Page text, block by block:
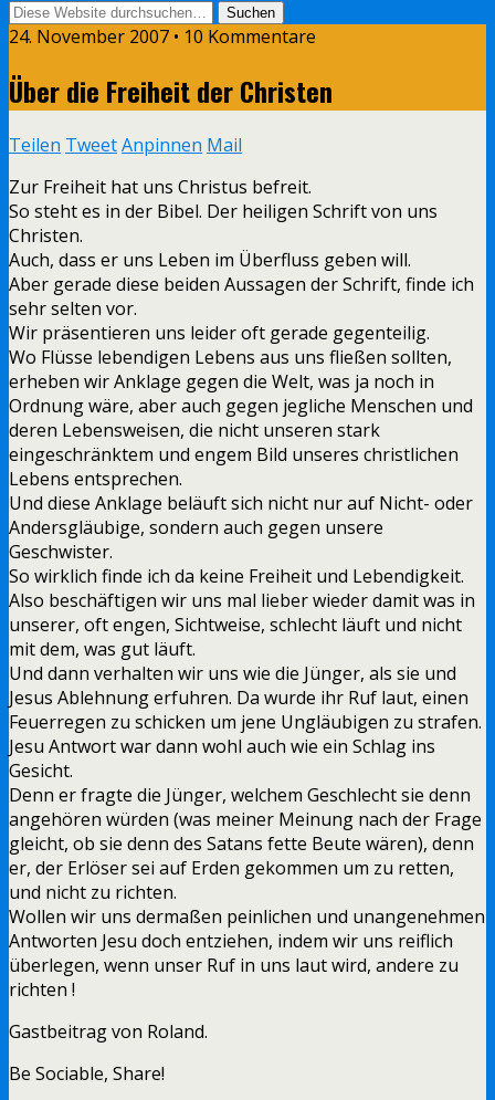
24. November 2007 • 10 Kommentare
Über die Freiheit der Christen
Teilen TweetAnpinnen Mail
Zur Freiheit hat uns Christus befreit.
So steht es in der Bibel. Der heiligen Schrift von uns
Christen.
Auch, dass er uns Leben im Überfluss geben will.
Aber gerade diese beiden Aussagen der Schrift, finde ich
sehr selten vor.
Wir präsentieren uns leider oft gerade gegenteilig.
Wo Flüsse lebendigen Lebens aus uns fließen sollten,
erheben wir Anklage gegen die Welt, was ja noch in
Ordnung wäre, aber auch gegen jegliche Menschen und
deren Lebensweisen, die nicht unseren stark
eingeschränktem und engem Bild unseres christlichen
Lebens entsprechen.
Und diese Anklage beläuft sich nicht nur auf Nicht- oder
Andersgläubige, sondern auch gegen unsere
Geschwister.
So wirklich finde ich da keine Freiheit und Lebendigkeit.
Also beschäftigen wir uns mal lieber wieder damit was in
unserer, oft engen, Sichtweise, schlecht läuft und nicht
mit dem, was gut läuft.
Und dann verhalten wir uns wie die Jünger, als sie und
Jesus Ablehnung erfuhren. Da wurde ihr Ruf laut, einen
Feuerregen zu schicken um jene Ungläubigen zu strafen.
Jesu Antwort war dann wohl auch wie ein Schlag ins
Gesicht.
Denn er fragte die Jünger, welchem Geschlecht sie denn
angehören würden (was meiner Meinung nach der Frage
gleicht, ob sie denn des Satans fette Beute wären), denn
er, der Erlöser sei auf Erden gekommen um zu retten,
und nicht zu richten.
Wollen wir uns dermaßen peinlichen und unangenehmen
Antworten Jesu doch entziehen, indem wir uns reiflich
überlegen, wenn unser Ruf in uns laut wird, andere zu
richten !
Gastbeitrag von Roland.
Be Sociable, Share!